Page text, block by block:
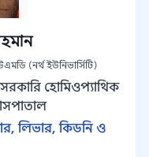
(নর্থ ইউনিভার্সিটি)
সরকারি হোমিওপ্যাথিক
লিভার, কিডনি ও